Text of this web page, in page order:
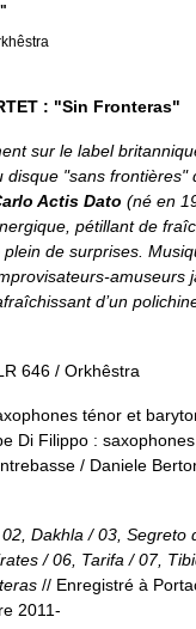
: "Sin Fronteras"
sur le label
disque "sans frontières"
Actis Dato (né en
pétillant de
de surprises.
amuseurs
d’un
646 / Orkhêstra
ténor et
Di Filippo :
/ Daniele
Dakhla / 03, Segreto
/ 06, Tarifa / 07,
// Enregistré à
2011-